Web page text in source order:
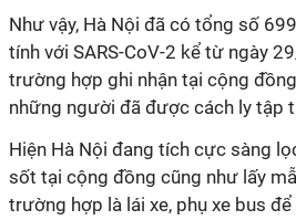
Như vậy, Hà Nội đã có tổng số
tính với SARS-CoV-2 kể từ ngày
trường hợp ghi nhận tại cộng
những người đã được cách ly tập
Hiện Hà Nội đang tích cực sàng
sốt tại cộng đồng cũng như lấy
trường hợp là lái xe, phụ xe bus